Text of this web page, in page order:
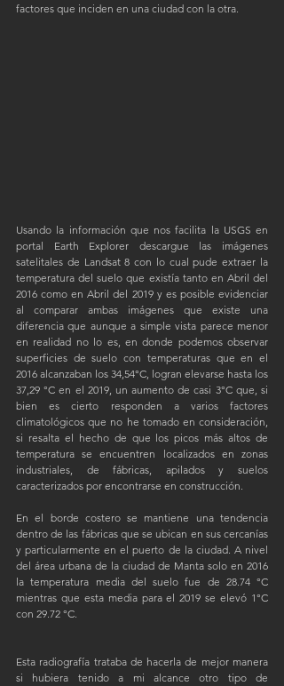
factores que inciden en una ciudad con la otra.
Usando la información que nos facilita la USGS en
portal Earth Explorer descargue las imágenes
satelitales de Landsat 8 con lo cual pude extraer la
temperatura del suelo que existía tanto en Abril del
2016 como en Abril del 2019 y es posible evidenciar
al comparar ambas imágenes que existe una
diferencia que aunque a simple vista parece menor
en realidad no lo es, en donde podemos observar
superficies de suelo con temperaturas que en el
2016 alcanzaban los 34,54°C, logran elevarse hasta los
37,29 °C en el 2019, un aumento de casi 3°C que, si
bien es cierto responden a varios factores
climatológicos que no he tomado en consideración,
si resalta el hecho de que los picos más altos de
temperatura se encuentren localizados en zonas
industriales, de fábricas, apilados y suelos
caracterizados por encontrarse en construcción.
En el borde costero se mantiene una tendencia
dentro de las fábricas que se ubican en sus cercanías
y particularmente en el puerto de la ciudad. A nivel
del área urbana de la ciudad de Manta solo en 2016
la temperatura media del suelo fue de 28.74 °C
mientras que esta media para el 2019 se elevó 1°C
con 29.72 °C.
Esta radiografía trataba de hacerla de mejor manera
si hubiera tenido a mi alcance otro tipo de